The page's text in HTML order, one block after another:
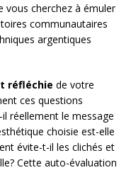
vous cherchez à émuler
communautaires
argentiques
réfléchie de votre
ces questions
réellement le message
choisie est-elle
évite-t-il les clichés et
Cette auto-évaluation